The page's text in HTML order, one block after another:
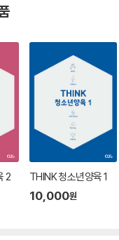
2 THINK 청소년양육 1
10,000원